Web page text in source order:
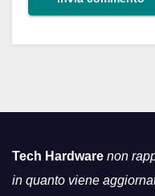
Tech Hardware non
in quanto viene